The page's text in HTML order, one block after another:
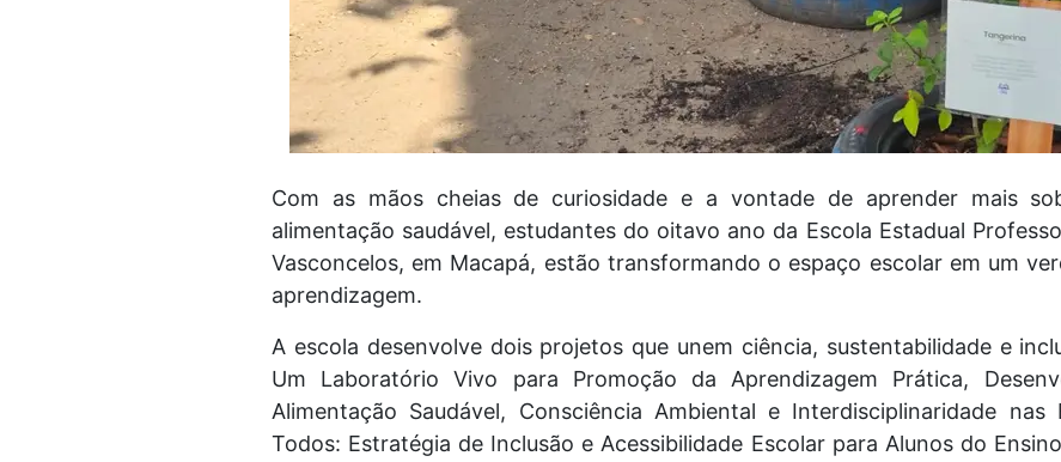
Com as mãos cheias de curiosidade e a vontade de aprender mais
alimentação saudável, estudantes do oitavo ano da Escola Estadual
Vasconcelos, em Macapá, estão transformando o espaço escolar em um
aprendizagem.
A escola desenvolve dois projetos que unem ciência, sustentabilidade e
Um Laboratório Vivo para Promoção da Aprendizagem Prática,
Alimentação Saudável, Consciência Ambiental e Interdisciplinaridade nas
Todos: Estratégia de Inclusão e Acessibilidade Escolar para Alunos do